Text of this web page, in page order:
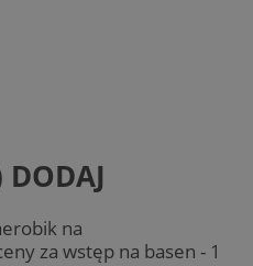
DODAJ
na
za wstęp na basen - 1